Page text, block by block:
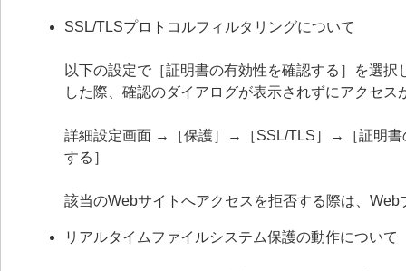
SSL/TLSプロトコルフィルタリングについて
以下の設定で［証明書の有効性を確認する］を選
した際、確認のダイアログが表示されずにアクセ
詳細設定画面 →［保護］→［SSL/TLS］→［証明書
する］
該当のWebサイトへアクセスを拒否する際は、
リアルタイムファイルシステム保護の動作について